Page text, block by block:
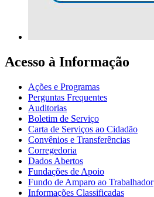
Acesso à Informação
Ações e Programas
Perguntas Frequentes
Auditorias
Boletim de Serviço
Carta de Serviços ao Cidadão
Convênios e Transferências
Corregedoria
Dados Abertos
Fundações de Apoio
Fundo de Amparo ao Trabalhador
Informações Classificadas